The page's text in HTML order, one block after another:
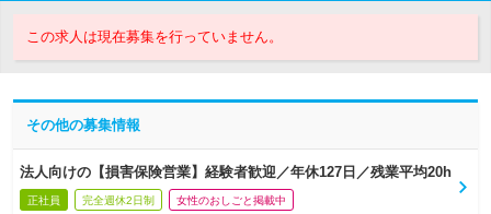
この求人は現在募集を行っていません。
その他の募集情報
法人向けの【損害保険営業】経験者歓迎／年休127日／残業平均20h
正社員 完全週休2日制 女性のおしごと掲載中